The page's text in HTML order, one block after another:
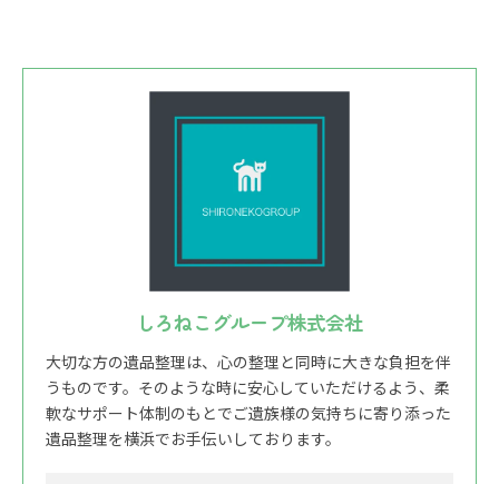
しろねこグループ株式会社
大切な方の遺品整理は、心の整理と同時に大きな負担を伴
うものです。そのような時に安心していただけるよう、柔
軟なサポート体制のもとでご遺族様の気持ちに寄り添った
遺品整理を横浜でお手伝いしております。